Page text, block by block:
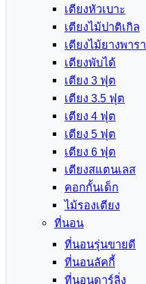
เตียงหัวเบาะ
เตียงไม้ปาติเกิล
เตียงไม้ยางพารา
เตียงพับได้
เตียง 3 ฟุต
เตียง 3.5 ฟุต
เตียง 4 ฟุต
เตียง 5 ฟุต
เตียง 6 ฟุต
เตียงสแตนเลส
คอกกั้นเด็ก
ไม้รองเตียง
ที่นอน
ที่นอนรุ่นขายดี
ที่นอนลัคกี้
ที่นอนดาร์ลิ่ง